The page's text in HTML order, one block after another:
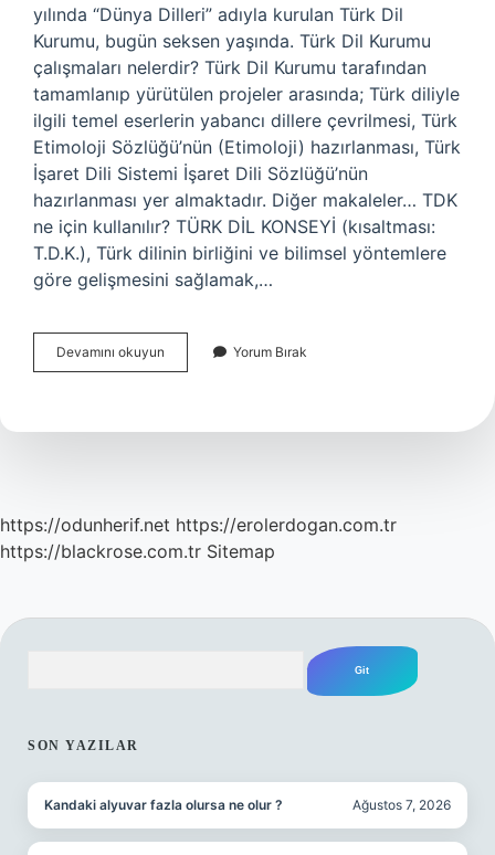
yılında “Dünya Dilleri” adıyla kurulan Türk Dil
Kurumu, bugün seksen yaşında. Türk Dil Kurumu
çalışmaları nelerdir? Türk Dil Kurumu tarafından
tamamlanıp yürütülen projeler arasında; Türk diliyle
ilgili temel eserlerin yabancı dillere çevrilmesi, Türk
Etimoloji Sözlüğü’nün (Etimoloji) hazırlanması, Türk
İşaret Dili Sistemi İşaret Dili Sözlüğü’nün
hazırlanması yer almaktadır. Diğer makaleler… TDK
ne için kullanılır? TÜRK DİL KONSEYİ (kısaltması:
T.D.K.), Türk dilinin birliğini ve bilimsel yöntemlere
göre gelişmesini sağlamak,…
Devamını okuyun
Dil
Nedir
Yorum Bırak
https://odunherif.net https://erolerdogan.com.tr
https://blackrose.com.tr Sitemap
SON YAZILAR
Kandaki alyuvar fazla olursa ne olur ? Ağustos 7, 2026